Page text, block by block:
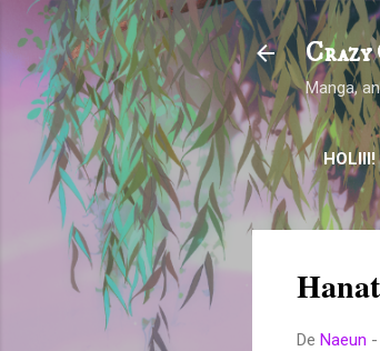
Crazy
Manga,
HOLIII!
De Naeun -